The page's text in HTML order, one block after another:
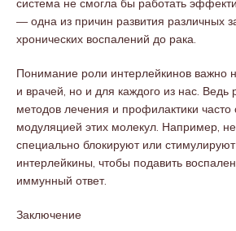
система не смогла бы работать
— одна из причин развития различных
хронических воспалений до рака.
Понимание роли интерлейкинов важно
и врачей, но и для каждого из нас. Ведь
методов лечения и профилактики
модуляцией этих молекул. Например,
специально блокируют или
интерлейкины, чтобы подавить
иммунный ответ.
Заключение